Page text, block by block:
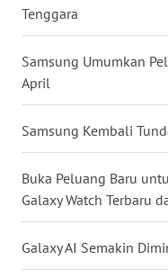
Tenggara
Samsung Umumkan
April
Samsung Kembali
Buka Peluang Baru
Galaxy Watch Terbaru
Galaxy AI Semakin
WN
NUSANTARA
WN
JOGJA
WN
JATIM
WN
BALI